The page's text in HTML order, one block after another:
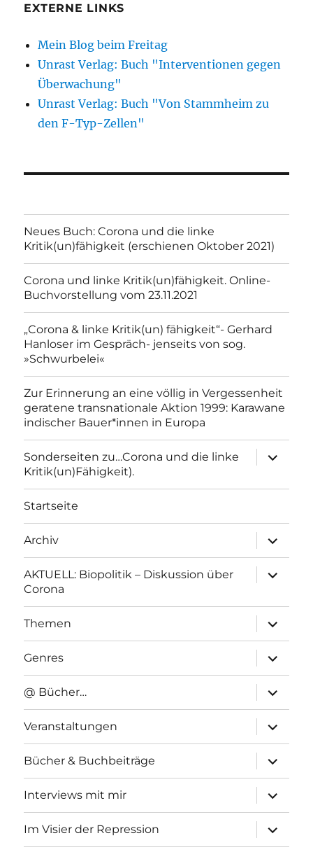
EXTERNE LINKS
Mein Blog beim Freitag
Unrast Verlag: Buch "Interventionen gegen
Überwachung"
Unrast Verlag: Buch "Von Stammheim zu
den F-Typ-Zellen"
Neues Buch: Corona und die linke
Kritik(un)fähigkeit (erschienen Oktober 2021)
Corona und linke Kritik(un)fähigkeit. Online-
Buchvorstellung vom 23.11.2021
„Corona & linke Kritik(un) fähigkeit“- Gerhard
Hanloser im Gespräch- jenseits von sog.
»Schwurbelei«
Zur Erinnerung an eine völlig in Vergessenheit
geratene transnationale Aktion 1999: Karawane
indischer Bauer*innen in Europa
Sonderseiten zu…Corona und die linke
Kritik(un)Fähigkeit).
anzeigen
Startseite
Archiv
anzeigen
AKTUELL: Biopolitik – Diskussion über
Corona
anzeigen
Themen
anzeigen
Genres
anzeigen
@ Bücher…
anzeigen
Veranstaltungen
anzeigen
Bücher & Buchbeiträge
anzeigen
Interviews mit mir
anzeigen
Im Visier der Repression
anzeigen